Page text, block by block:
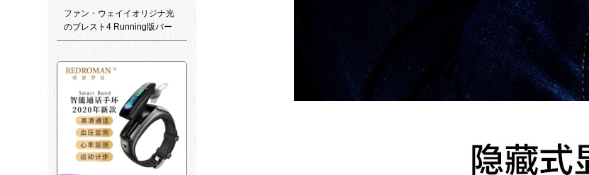
ファン・ウェイイオリジナ光
のブレスト4 Running版バー
ンド3 E/4 Eリストバーン栄光
トル版知るスポーツはカルト
を持っている男女を交互にす
ることができます。